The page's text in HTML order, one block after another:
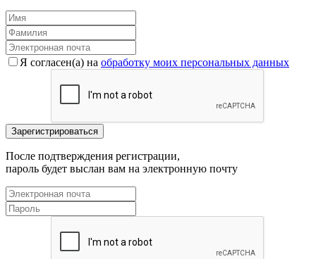
Я согласен(a) на обработку моих персональных данных
После подтверждения регистрации,
пароль будет выслан вам на электронную почту